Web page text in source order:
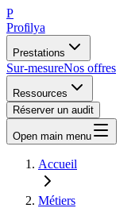
P
Profilya
Prestations
Sur-mesureNos offres
Ressources
Réserver un audit
Open main menu
Accueil
Métiers